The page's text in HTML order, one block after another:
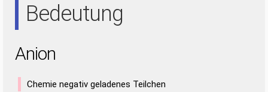
Bedeutung
Anion
Chemie negativ geladenes Teilchen